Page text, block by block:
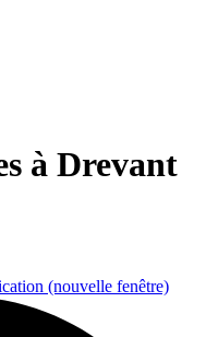
à Drevant
(nouvelle fenêtre)